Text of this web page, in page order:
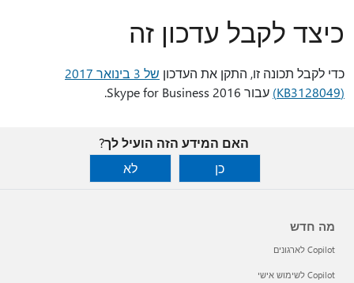
כיצד לקבל עדכון זה
כדי לקבל תכונה זו, התקן את העדכון
של 3 בינואר 2017
(KB3128049)
עבור Skype for Business 2016.
האם המידע הזה הועיל לך?
כן
לא
מה חדש
Copilot לארגונים
Copilot לשימוש אישי